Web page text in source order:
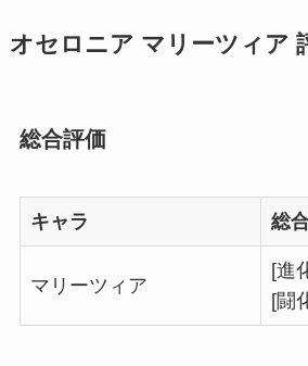
オセロニア マリーツィア
総合評価
キャラ 総
マリーツィア
[進
[闘